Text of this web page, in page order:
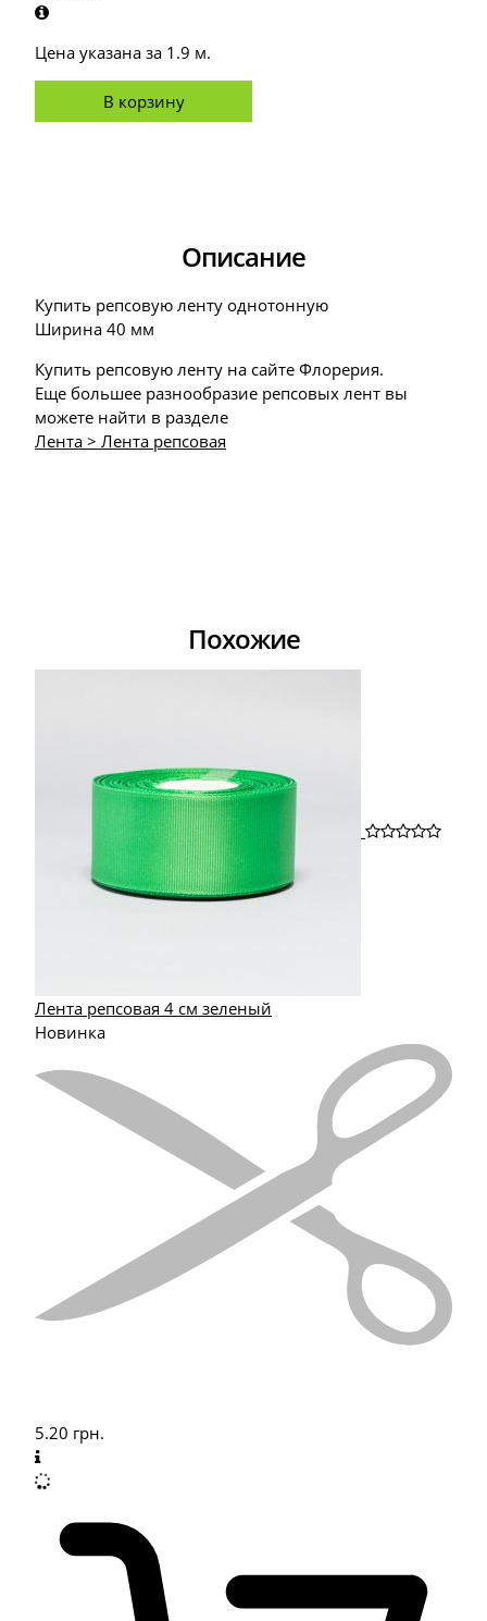
Цена указана за 1.9 м.
В корзину
Описание
Купить репсовую ленту однотонную
Ширина 40 мм
Купить репсовую ленту на сайте Флорерия.
Еще большее разнообразие репсовых лент вы
можете найти в разделе
Лента > Лента репсовая
Похожие
Лента репсовая 4 см зеленый
Новинка
5.20 грн.